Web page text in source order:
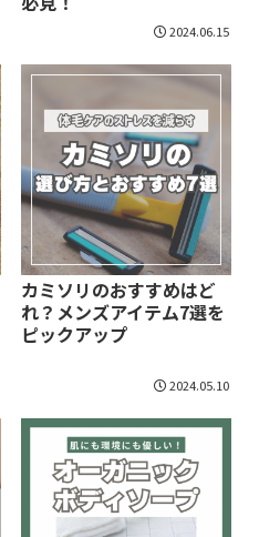
2024.06.15
カミソリのおすすめはど
れ？メンズアイテム7選を
ピックアップ
2024.05.10